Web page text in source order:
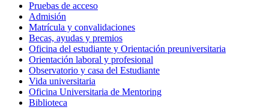
Pruebas de acceso
Admisión
Matrícula y convalidaciones
Becas, ayudas y premios
Oficina del estudiante y Orientación preuniversitaria
Orientación laboral y profesional
Observatorio y casa del Estudiante
Vida universitaria
Oficina Universitaria de Mentoring
Biblioteca